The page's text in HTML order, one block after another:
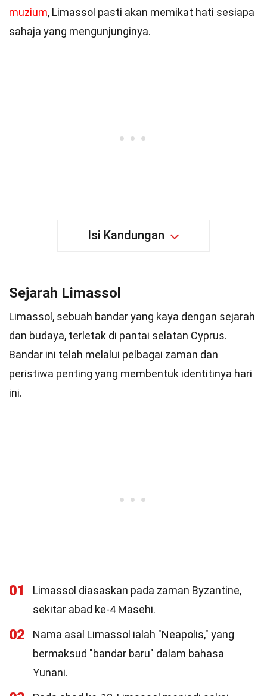
muzium, Limassol pasti akan memikat hati sesiapa
sahaja yang mengunjunginya.
Isi Kandungan
Sejarah Limassol
Limassol, sebuah bandar yang kaya dengan sejarah
dan budaya, terletak di pantai selatan Cyprus.
Bandar ini telah melalui pelbagai zaman dan
peristiwa penting yang membentuk identitinya hari
ini.
01
Limassol diasaskan pada zaman Byzantine,
sekitar abad ke-4 Masehi.
02
Nama asal Limassol ialah "Neapolis," yang
bermaksud "bandar baru" dalam bahasa
Yunani.